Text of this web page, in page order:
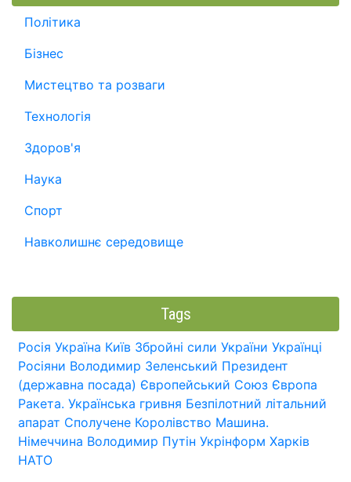
Політика
Бізнес
Мистецтво та розваги
Технологія
Здоров'я
Наука
Спорт
Навколишнє середовище
Tags
Росія Україна Київ Збройні сили України Українці
Росіяни Володимир Зеленський Президент
(державна посада) Європейський Союз Європа
Ракета. Українська гривня Безпілотний літальний
апарат Сполучене Королівство Машина.
Німеччина Володимир Путін Укрінформ Харків
НАТО